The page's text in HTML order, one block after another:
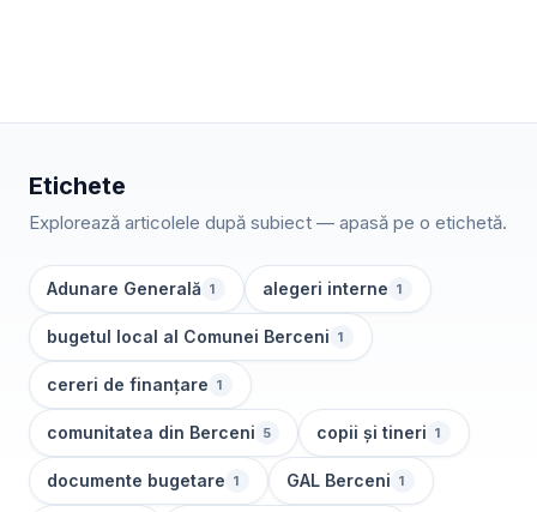
Etichete
Explorează articolele după subiect — apasă pe o etichetă.
Adunare Generală 1 alegeri interne 1
bugetul local al Comunei Berceni 1
cereri de finanțare 1
comunitatea din Berceni 5 copii și tineri 1
documente bugetare 1 GAL Berceni 1